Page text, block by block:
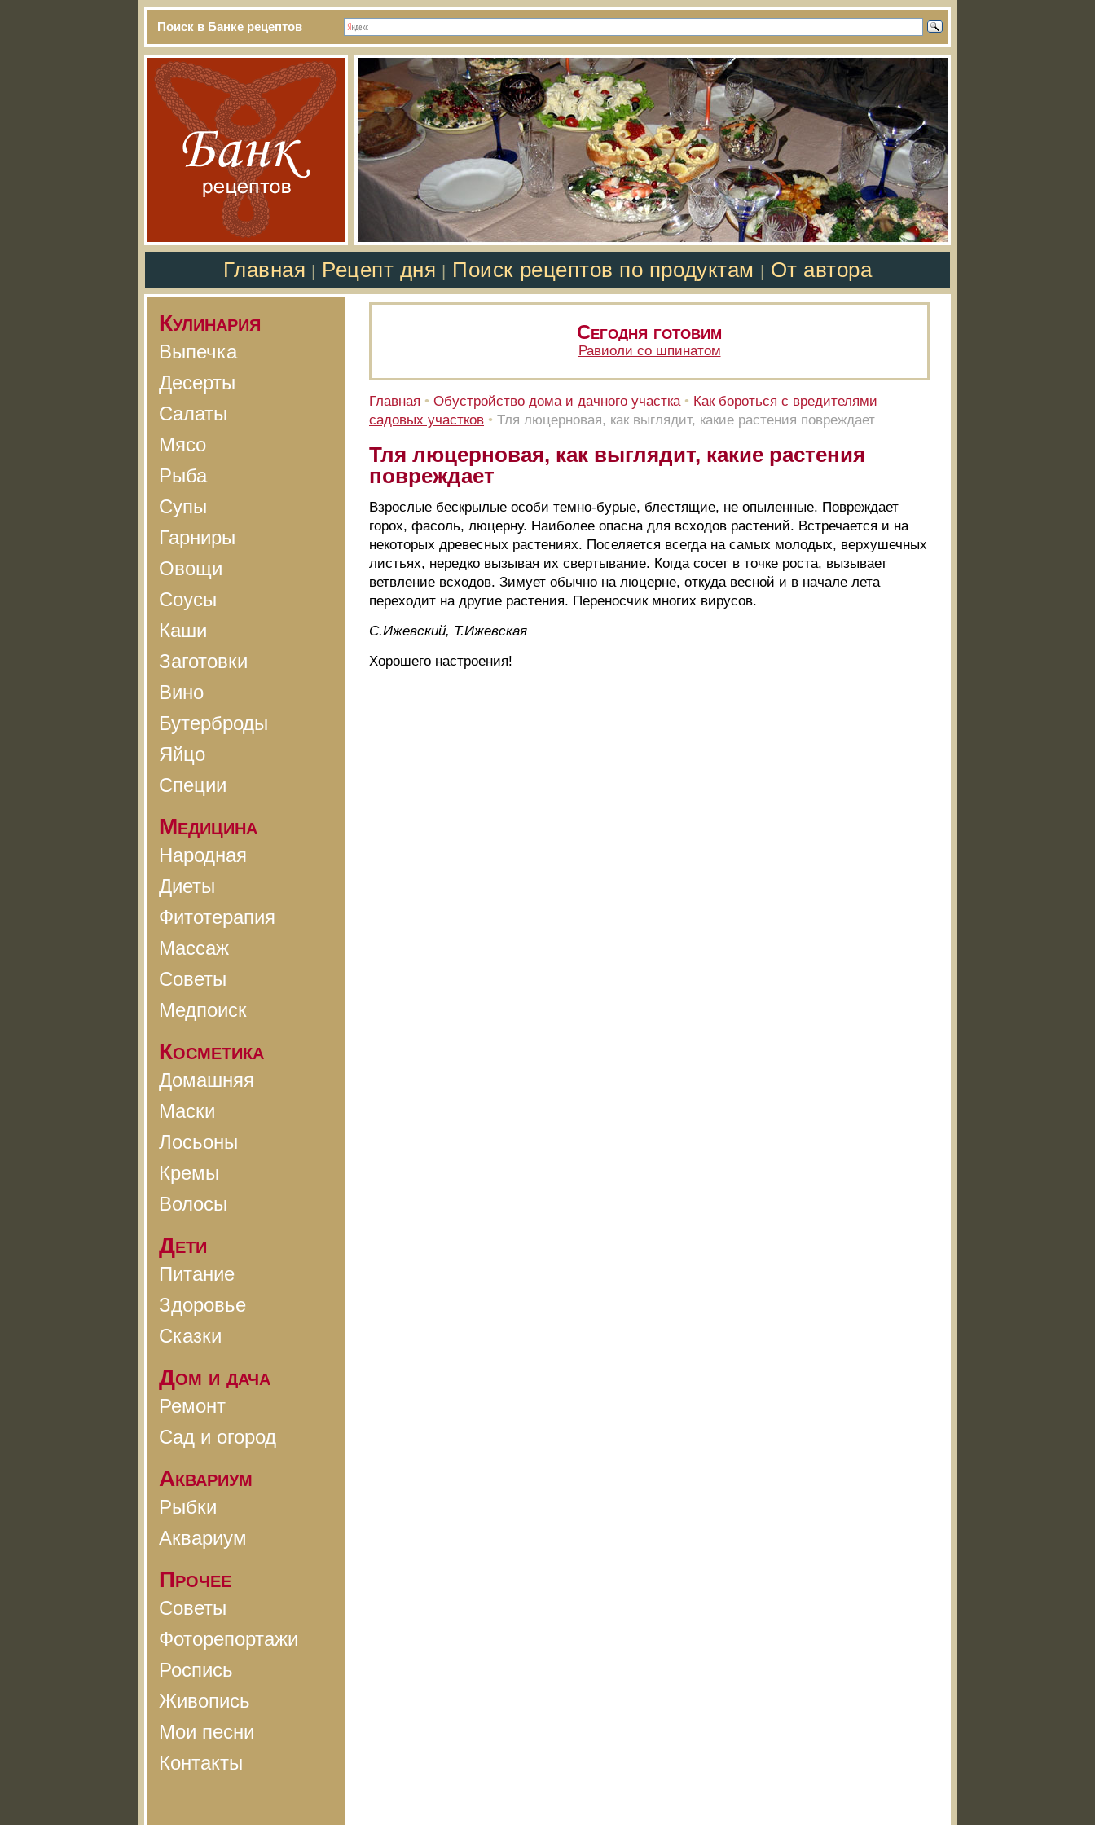
Поиск в Банке рецептов
Главная Рецепт дня Поиск рецептов по продуктам От автора
Кулинария
Выпечка
Десерты
Салаты
Мясо
Рыба
Супы
Гарниры
Овощи
Соусы
Каши
Заготовки
Вино
Бутерброды
Яйцо
Специи
Медицина
Народная
Диеты
Фитотерапия
Массаж
Советы
Медпоиск
Косметика
Домашняя
Маски
Лосьоны
Кремы
Волосы
Дети
Питание
Здоровье
Сказки
Дом и дача
Ремонт
Сад и огород
Аквариум
Рыбки
Аквариум
Прочее
Советы
Фоторепортажи
Роспись
Живопись
Мои песни
Контакты
Сегодня готовим
Равиоли со шпинатом
Главная • Обустройство дома и дачного участка • Как бороться с вредителями
садовых участков • Тля люцерновая, как выглядит, какие растения повреждает
Тля люцерновая, как выглядит, какие растения
повреждает
Взрослые бескрылые особи темно-бурые, блестящие, не опыленные. Повреждает
горох, фасоль, люцерну. Наиболее опасна для всходов растений. Встречается и на
некоторых древесных растениях. Поселяется всегда на самых молодых, верхушечных
листьях, нередко вызывая их свертывание. Когда сосет в точке роста, вызывает
ветвление всходов. Зимует обычно на люцерне, откуда весной и в начале лета
переходит на другие растения. Переносчик многих вирусов.
С.Ижевский, Т.Ижевская
Хорошего настроения!